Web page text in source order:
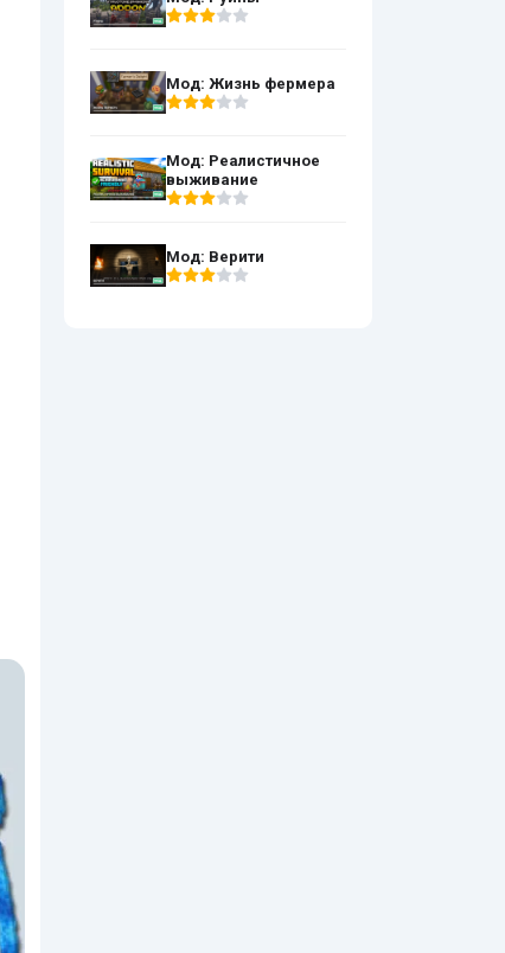
Мод: Жизнь фермера
Мод: Реалистичное
выживание
Мод: Верити